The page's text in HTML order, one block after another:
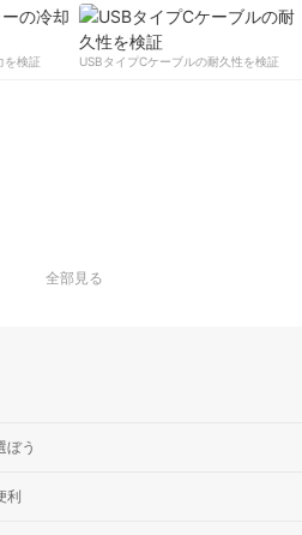
ール
検証
USBタイプCケーブルの耐久性を検証
全部見る
ぼう
利